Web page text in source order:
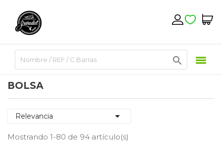

BOLSA
Relevancia 
Mostrando 1-80 de 94 artículo(s)